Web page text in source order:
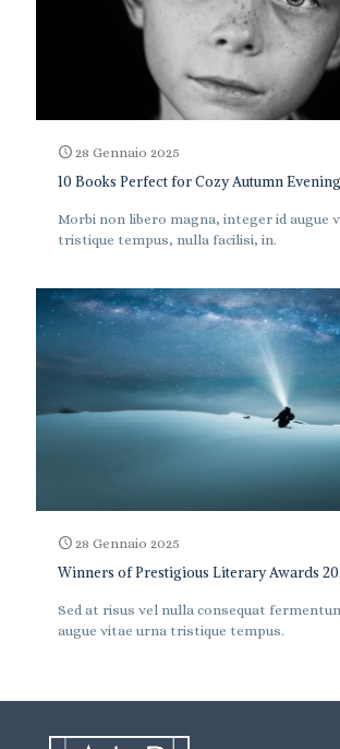
28 Gennaio 2025
10 Books Perfect for Cozy Autumn
Morbi non libero magna, integer id augue
tristique tempus, nulla facilisi, in.
28 Gennaio 2025
Winners of Prestigious Literary Awards
Sed at risus vel nulla consequat
augue vitae urna tristique tempus.